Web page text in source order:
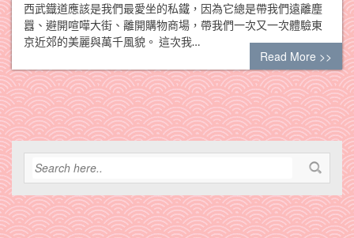
西武鐡道應該是我們最愛坐的私鐵，因為它總是帶我們遠離塵
囂、避開喧嘩大街、離開購物商場，帶我們一次又一次體驗東
京近郊的美麗與萬千風貌。 這次我…
Read More >>